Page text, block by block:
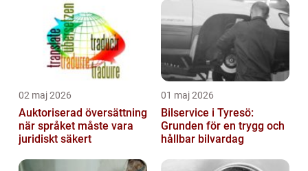
02 maj 2026
Auktoriserad översättning
när språket måste vara
juridiskt säkert
01 maj 2026
Bilservice i Tyresö:
Grunden för en trygg och
hållbar bilvardag